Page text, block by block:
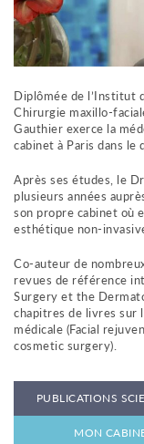
Diplômée de l’Institut
Chirurgie maxillo-
Gauthier exerce la
cabinet à Paris dans le
Après ses études, le
plusieurs années
son propre cabinet où
esthétique non-
Co-auteur de
revues de référence
Surgery et the
chapitres de livres sur
médicale (Facial
cosmetic surgery).
PUBLICATIONS
MON